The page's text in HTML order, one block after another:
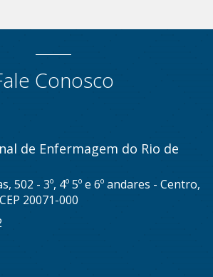
Conosco
de Enfermagem do Rio de
502 - 3º, 4º 5º e 6º andares - Centro,
20071-000